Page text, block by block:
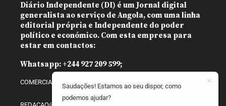
Diário Independente (DI) é um Jornal digital
generalista ao serviço de Angola, com uma linha
editorial própria e Independente do poder
político e económico. Com esta empresa para
estar em contactos:
Whatsapp: +244 927 209 599;
COMERCIAL@DIARIOINDEPENDENTE.INFO
Saudações! Estamos ao seu dispor, como
podemos ajudar?